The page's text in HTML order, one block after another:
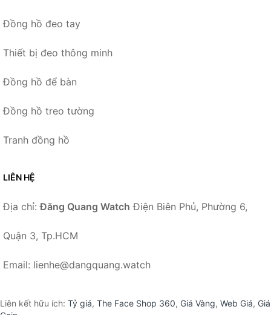
Đồng hồ đeo tay
Thiết bị đeo thông minh
Đồng hồ để bàn
Đồng hồ treo tường
Tranh đồng hồ
LIÊN HỆ
Địa chỉ:Đăng Quang Watch Điện Biên Phủ, Phường 6,
Quận 3, Tp.HCM
Email: lienhe@dangquang.watch
Liên kết hữu ích: Tỷ giá, The Face Shop 360, Giá Vàng, Web Giá, Giá